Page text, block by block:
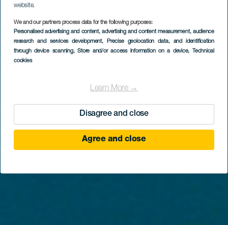
website.
We and our partners process data for the following purposes:
Personalised advertising and content, advertising and content measurement, audience
research and services development, Precise geolocation data, and identification
through device scanning, Store and/or access information on a device, Technical
cookies
Learn More →
Disagree and close
Agree and close
Marina La Gomera
LA GOMERA